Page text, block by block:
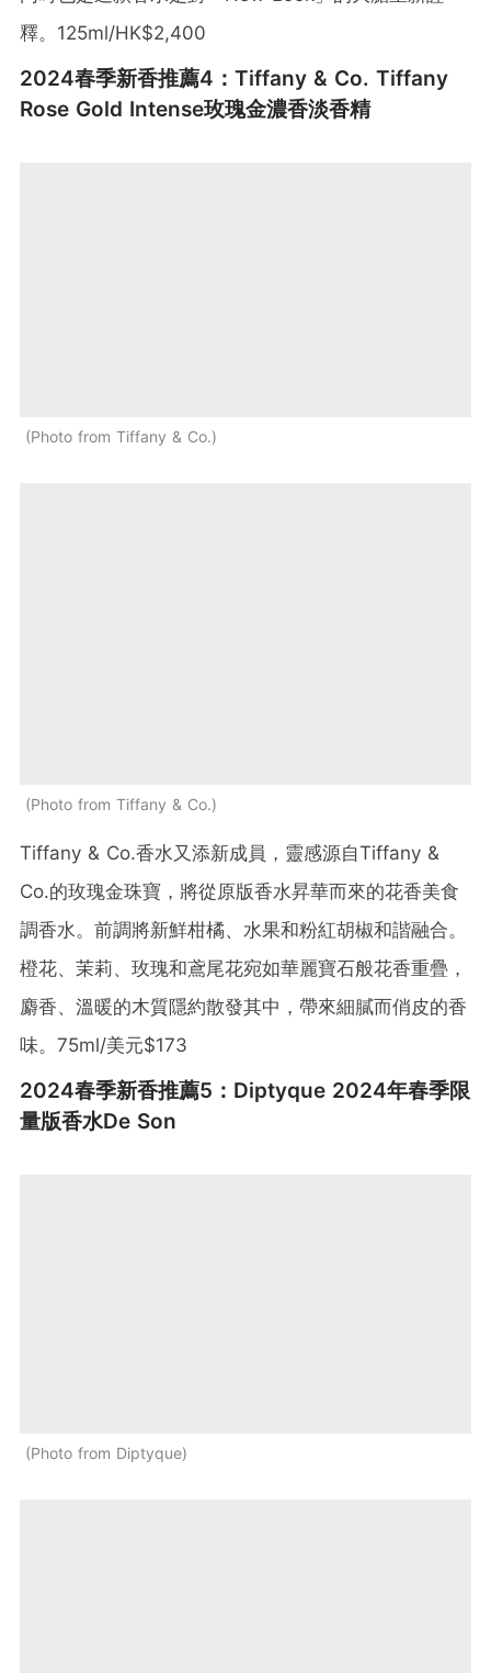
釋。125ml/HK$2,400
2024春季新香推薦4：Tiffany & Co. Tiffany
Rose Gold Intense玫瑰金濃香淡香精
Photo from Tiffany & Co.
Photo from Tiffany & Co.
Tiffany & Co.香水又添新成員，靈感源自Tiffany &
Co.的玫瑰金珠寶，將從原版香水昇華而來的花香美食
調香水。前調將新鮮柑橘、水果和粉紅胡椒和諧融合。
橙花、茉莉、玫瑰和鳶尾花宛如華麗寶石般花香重疊，
麝香、溫暖的木質隱約散發其中，帶來細膩而俏皮的香
味。75ml/美元$173
2024春季新香推薦5：Diptyque 2024年春季限
量版香水De Son
Photo from Diptyque